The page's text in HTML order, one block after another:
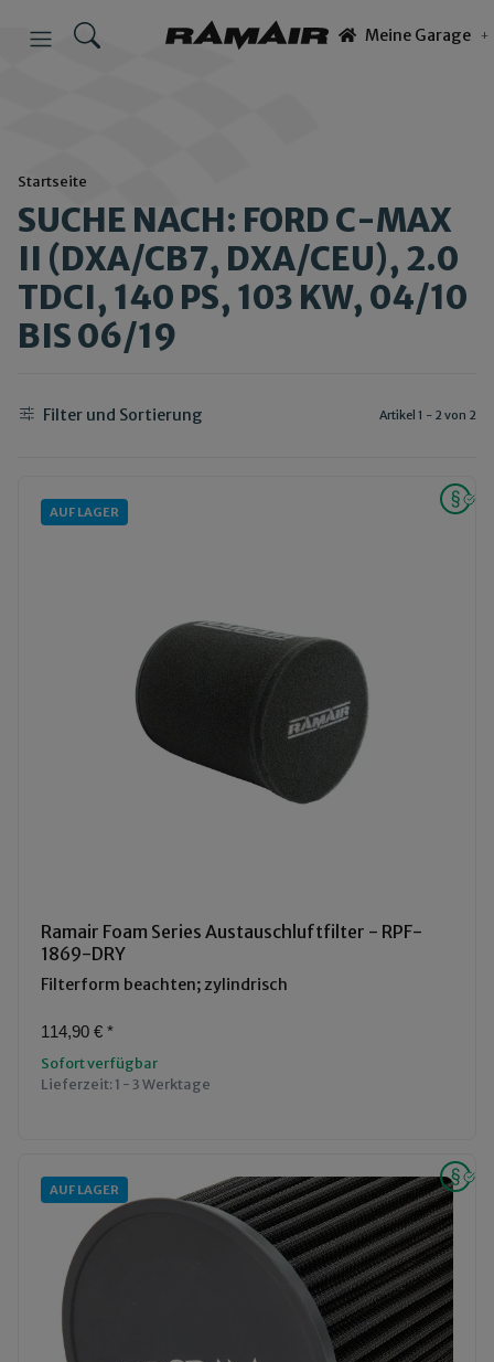
Meine Garage
Startseite
SUCHE NACH: FORD C-MAX
II (DXA/CB7, DXA/CEU), 2.0
TDCI, 140 PS, 103 KW, 04/10
BIS 06/19
Filter und Sortierung Artikel 1 - 2 von 2
AUF LAGER
Ramair Foam Series Austauschluftfilter - RPF-
1869-DRY
Filterform beachten; zylindrisch
114,90 € *
Sofort verfügbar
Lieferzeit:1 - 3 Werktage
AUF LAGER